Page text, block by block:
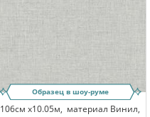
Образец в шоу-руме
106см x10.05м, материал Винил,